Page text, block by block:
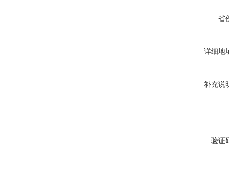
省
详细地
补充说
验证